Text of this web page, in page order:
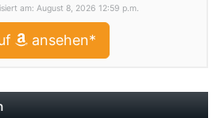
am: August 8, 2026 12:59 p.m.
ansehen*